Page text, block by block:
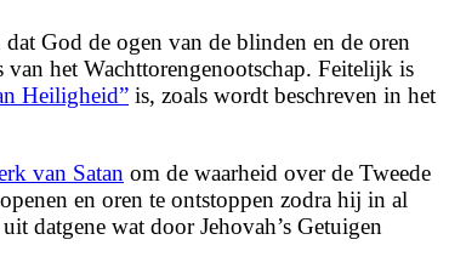
God de ogen van de blinden en de oren
het Wachttorengenootschap. Feitelijk is
Heiligheid” is, zoals wordt beschreven in het
van Satan om de waarheid over de Tweede
en oren te ontstoppen zodra hij in al
datgene wat door Jehovah’s Getuigen